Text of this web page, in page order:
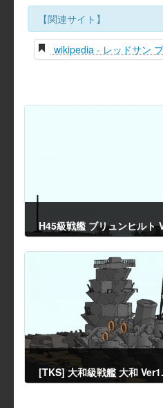
【関連サイト】
wikipedia - レッドサン
H45級戦艦 ブリュンヒルト
2014年4月26日
[TKS] 大和級戦艦 大和